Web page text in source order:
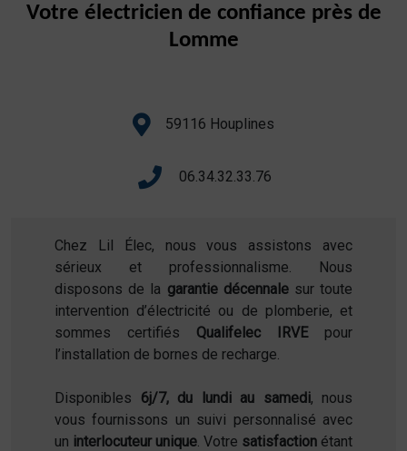
Votre électricien de confiance près de
Lomme
59116 Houplines
06.34.32.33.76
Chez Lil Élec, nous vous assistons avec
sérieux et professionnalisme. Nous
disposons de la garantie décennalesur toute
intervention d’électricité ou de plomberie, et
sommes certifiés Qualifelec IRVEpour
l’installation de bornes de recharge.
Disponibles 6j/7, du lundi au samedi, nous
vous fournissons un suivi personnalisé avec
un interlocuteur unique. Votre satisfaction étant